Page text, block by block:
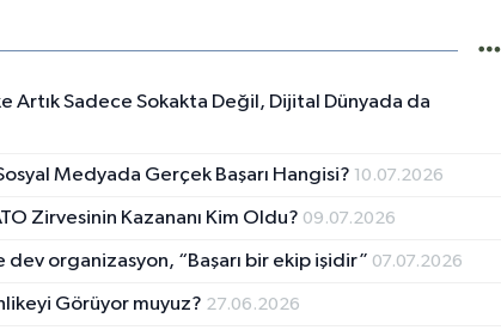
Artık Sadece Sokakta Değil, Dijital Dünyada da
Medyada Gerçek Başarı Hangisi? 10.07.2026
Zirvesinin Kazananı Kim Oldu? 09.07.2026
dev organizasyon, “Başarı bir ekip işidir” 07.07.2026
Görüyor muyuz? 27.06.2026